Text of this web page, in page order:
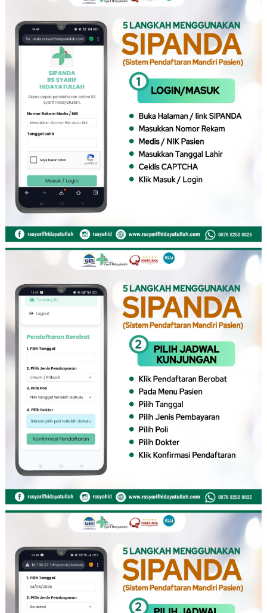
PENDAFTARAN ONLINE